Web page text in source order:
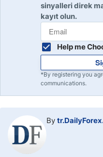
sinyalleri direk
kayıt olun.
Help me
*By registering you
communications.
By